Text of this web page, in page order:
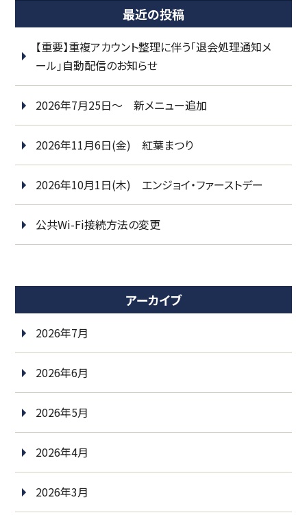
最近の投稿
【重要】重複アカウント整理に伴う「退会処理通知メ
ール」自動配信のお知らせ
2026年7月25日～ 新メニュー追加
2026年11月6日(金) 紅葉まつり
2026年10月1日(木) エンジョイ・ファーストデー
公共Wi-Fi接続方法の変更
アーカイブ
2026年7月
2026年6月
2026年5月
2026年4月
2026年3月